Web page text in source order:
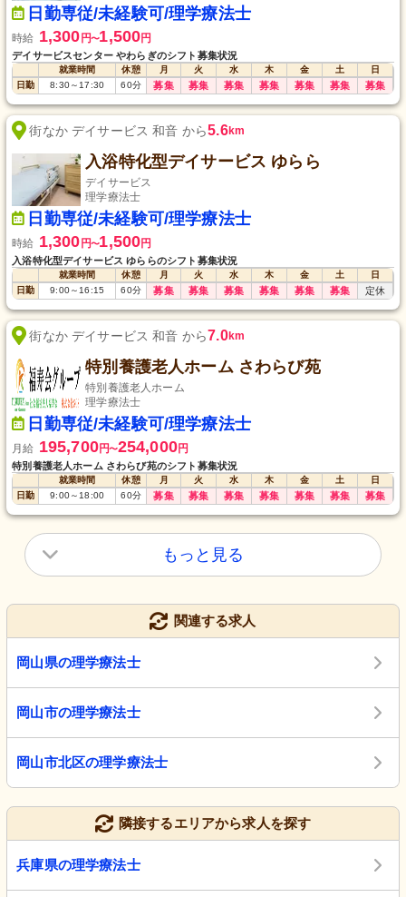
日勤専従/未経験可/理学療法士
時給 1,300 円〜1,500円
デイサービスセンター やわらぎのシフト募集状況
就業時間 休憩 月 火 水 木 金 土
日
日勤
8:30～17:30 60分 募集 募集 募集 募集 募集 募集 募集
街なか デイサービス 和音 から5.6km
入浴特化型デイサービス ゆらら
デイサービス
理学療法士
日勤専従/未経験可/理学療法士
時給 1,300 円〜1,500円
入浴特化型デイサービス ゆららのシフト募集状況
就業時間 休憩 月 火 水 木 金 土
日
日勤
9:00～16:15 60分 募集 募集 募集 募集 募集 募集 定休
街なか デイサービス 和音 から7.0km
特別養護老人ホーム さわらび苑
特別養護老人ホーム
理学療法士
日勤専従/未経験可/理学療法士
月給 195,700円〜254,000円
特別養護老人ホーム さわらび苑のシフト募集状況
就業時間 休憩 月 火 水 木 金 土
日
日勤
9:00～18:00 60分 募集 募集 募集 募集 募集 募集 募集
もっと見る
関連する求人
岡山県の理学療法士
岡山市の理学療法士
岡山市北区の理学療法士
隣接するエリアから求人を探す
兵庫県の理学療法士